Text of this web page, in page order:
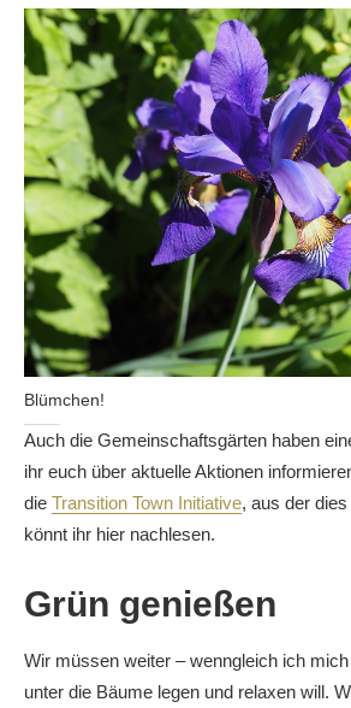
Blümchen!
Auch die Gemeinschaftsgärten haben
ihr euch über aktuelle Aktionen
die Transition Town Initiative, aus der
könnt ihr hier nachlesen.
Grün genießen
Wir müssen weiter – wenngleich ich
unter die Bäume legen und relaxen will.